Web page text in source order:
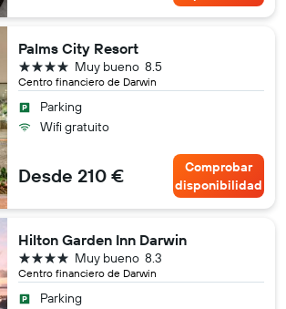
Palms City Resort
Centro financiero de Darwin
8.5
Muy bueno
4 estrellas
Parking
Wifi gratuito
Desde 210 €
Comprobar
disponibilidad
Hilton Garden Inn Darwin
Centro financiero de Darwin
8.3
Muy bueno
4 estrellas
Parking